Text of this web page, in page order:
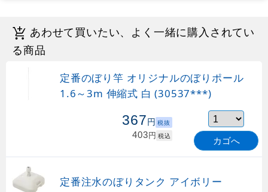
あわせて買いたい、よく一緒に購入されてい
る商品
定番のぼり竿 オリジナルのぼりポール
1.6～3m 伸縮式 白 (30537***)
367円 税抜
403円 税込 カゴへ
定番注水のぼりタンク アイボリー